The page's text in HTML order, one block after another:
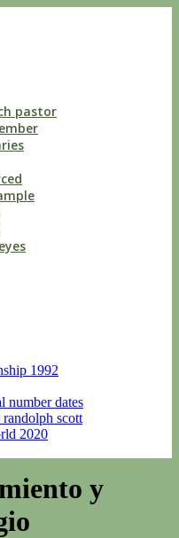
pastor
1992
number dates
randolph scott
2020
y